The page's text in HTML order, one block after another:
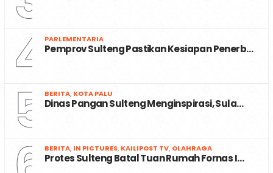
4 PARLEMENTARIA
Pemprov Sulteng Pastikan Kesiapan Penerb…
5 BERITA, KOTA PALU
Dinas Pangan Sulteng Menginspirasi, Sula…
BERITA, IN PICTURES, KAILIPOST TV, OLAHRAGA
Protes Sulteng Batal Tuan Rumah Fornas I…